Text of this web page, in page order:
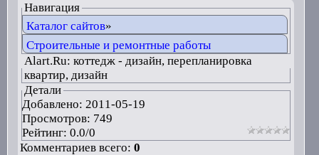
Навигация
Каталог сайтов»
Строительные и ремонтные работы
Alart.Ru: коттедж - дизайн, перепланировка
квартир, дизайн
Детали
Добавлено: 2011-05-19
Просмотров: 749
Рейтинг: 0.0/0
Комментариев всего: 0